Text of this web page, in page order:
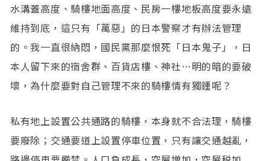
水溝蓋高度、騎樓地面高度、民房一樓地板高度要永遠
維持到底，這只有「萬惡」的日本警察才有辦法管理
的。我一直很納悶，國民黨那麼恨死「日本鬼子」，日
本人留下來的宿舍群、百貨店樓、神社…明的暗的要破
壞，為什麼要對自己管理不來的騎樓情有獨鍾呢？
私有地上設置公共通路的騎樓，本身就不合法理，騎樓
要廢除；交通要道上設置停車位置，只有讓交通越亂，